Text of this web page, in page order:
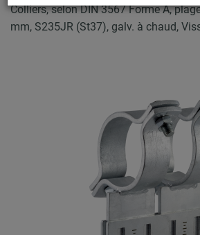
Colliers, selon DIN 3567 Forme A,
mm, S235JR (St37), galv. à chaud,